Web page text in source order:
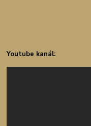
Youtube kanál: